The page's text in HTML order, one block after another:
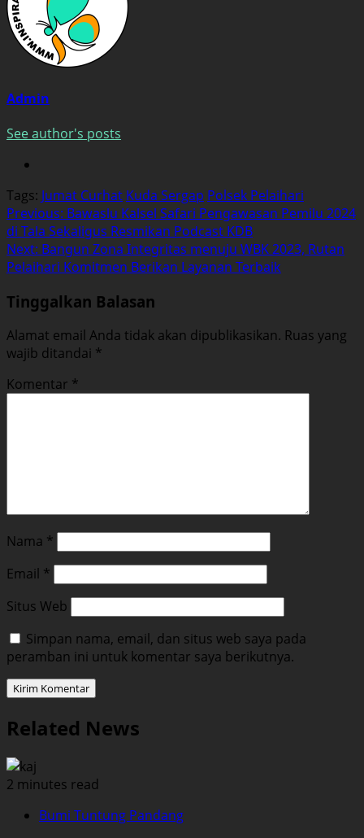
Admin
See author's posts
Tags: Jumat Curhat Kuda Sergap Polsek Pelaihari
Post
navigation
Previous: Bawaslu Kalsel Safari Pengawasan Pemilu 2024
di Tala Sekaligus Resmikan Podcast KDB
Next: Bangun Zona Integritas menuju WBK 2023, Rutan
Pelaihari Komitmen Berikan Layanan Terbaik
Tinggalkan Balasan
Alamat email Anda tidak akan dipublikasikan. Ruas yang
wajib ditandai *
Komentar *
Nama *
Email *
Situs Web
Simpan nama, email, dan situs web saya pada
peramban ini untuk komentar saya berikutnya.
Related News
2 minutes read
Bumi Tuntung Pandang